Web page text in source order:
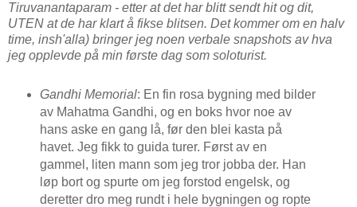
Tiruvanantaparam - etter at det har blitt sendt hit og dit,
UTEN at de har klart å fikse blitsen. Det kommer om en halv
time, insh'alla) bringer jeg noen verbale snapshots av hva
jeg opplevde på min første dag som soloturist.
Gandhi Memorial: En fin rosa bygning med bilder
av Mahatma Gandhi, og en boks hvor noe av
hans aske en gang lå, før den blei kasta på
havet. Jeg fikk to guida turer. Først av en
gammel, liten mann som jeg tror jobba der. Han
løp bort og spurte om jeg forstod engelsk, og
deretter dro meg rundt i hele bygningen og ropte